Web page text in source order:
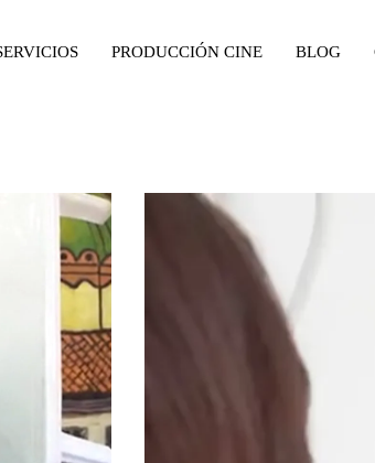
PRODUCCIÓN CINE BLOG